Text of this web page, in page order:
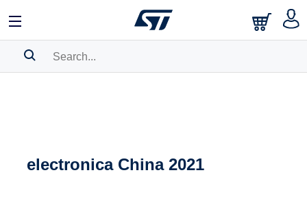
electronica China 2021